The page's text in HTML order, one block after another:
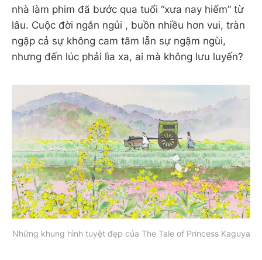
nhà làm phim đã bước qua tuổi “xưa nay hiếm” từ
lâu. Cuộc đời ngắn ngủi , buồn nhiều hơn vui, tràn
ngập cả sự không cam tâm lẫn sự ngậm ngùi,
nhưng đến lúc phải lìa xa, ai mà không lưu luyến?
Những khung hình tuyệt đẹp của The Tale of Princess Kaguya